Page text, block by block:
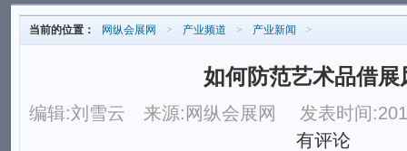
当前的位置： 网纵会展网 > 产业频道 > 产业新闻 >
如何防范艺术品借展
编辑:刘雪云 来源:网纵会展网
发表时间
有评论